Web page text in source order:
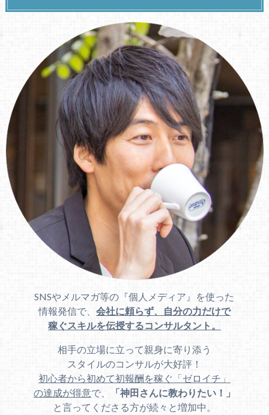
SNSやメルマガ等の『個人メディア』を使った
情報発信で、 会社に頼らず、自分の力だけで
稼ぐスキルを伝授するコンサルタント。
相手の立場に立って親身に寄り添う
スタイルのコンサルが大好評！
初心者から初めて初報酬を稼ぐ「ゼロイチ」
の達成が得意で、
「神田さんに教わりたい！」
と言ってくださる方が続々と増加中。